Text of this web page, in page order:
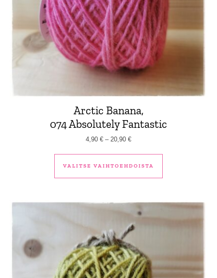
Arctic Banana,
074 Absolutely Fantastic
4,90 € – 20,90 €Hintaluokka: 4,90 € - 20,90 €
VALITSE VAIHTOEHDOISTA
Tällä tuotteella